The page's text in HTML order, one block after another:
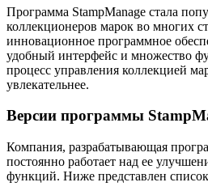
Программа StampManage стала
коллекционеров марок во многих
инновационное программное
удобный интерфейс и множество
процесс управления коллекцией
увлекательнее.
Версии программы
Компания, разрабатывающая
постоянно работает над ее
функций. Ниже представлен